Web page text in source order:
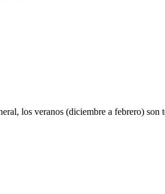
los veranos (diciembre a febrero) son